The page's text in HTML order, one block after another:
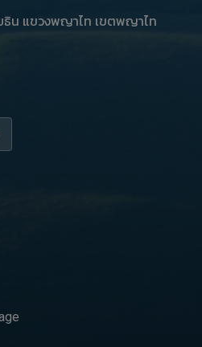
น แขวงพญาไท เขตพญาไท